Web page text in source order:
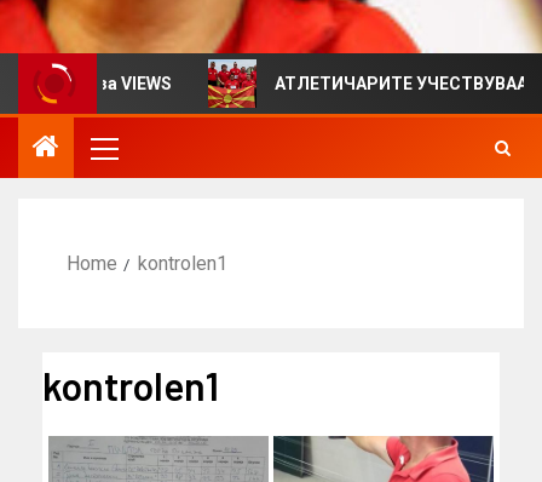
за VIEWS АТЛЕТИЧАРИТЕ УЧЕСТВУВААТ НА
Home kontrolen1
kontrolen1